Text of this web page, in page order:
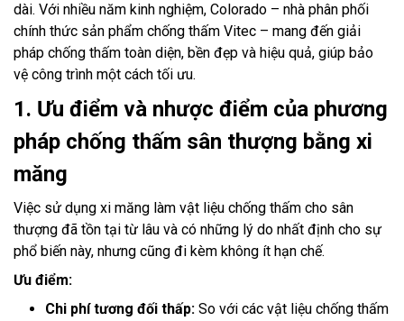
dài. Với nhiều năm kinh nghiệm, Colorado – nhà phân phối
chính thức sản phẩm chống thấm Vitec – mang đến giải
pháp chống thấm toàn diện, bền đẹp và hiệu quả, giúp bảo
vệ công trình một cách tối ưu.
1. Ưu điểm và nhược điểm của phương
pháp chống thấm sân thượng bằng xi
măng
Việc sử dụng xi măng làm vật liệu chống thấm cho sân
thượng đã tồn tại từ lâu và có những lý do nhất định cho sự
phổ biến này, nhưng cũng đi kèm không ít hạn chế.
Ưu điểm:
Chi phí tương đối thấp: So với các vật liệu chống thấm